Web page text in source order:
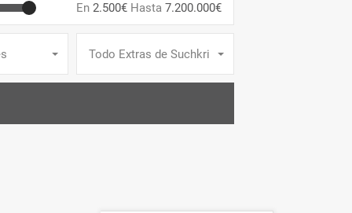
En 2.500€ Hasta 7.200.000€
Todo Extras de Suchkriterien